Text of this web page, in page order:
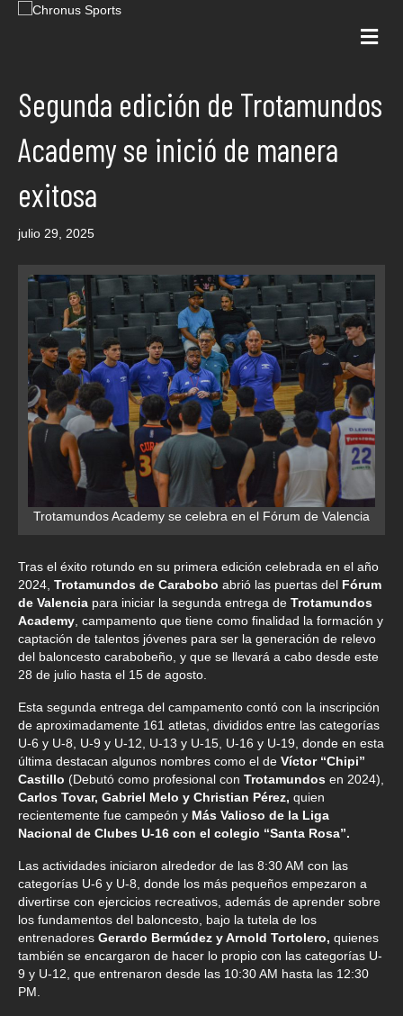
Segunda edición de Trotamundos
Academy se inició de manera
exitosa
julio 29, 2025
Trotamundos Academy se celebra en el Fórum de Valencia
Tras el éxito rotundo en su primera edición celebrada en el año
2024, Trotamundos de Carabobo abrió las puertas del Fórum
de Valencia para iniciar la segunda entrega de Trotamundos
Academy , campamento que tiene como finalidad la formación y
captación de talentos jóvenes para ser la generación de relevo
del baloncesto carabobeño, y que se llevará a cabo desde este
28 de julio hasta el 15 de agosto.
Esta segunda entrega del campamento contó con la inscripción
de aproximadamente 161 atletas, divididos entre las categorías
U-6 y U-8, U-9 y U-12, U-13 y U-15, U-16 y U-19, donde en esta
última destacan algunos nombres como el de Víctor “Chipi”
Castillo (Debutó como profesional con Trotamundos en 2024),
Carlos Tovar, Gabriel Melo y Christian Pérez, quien
recientemente fue campeón y Más Valioso de la Liga
Nacional de Clubes U-16 con el colegio “Santa Rosa”.
Las actividades iniciaron alrededor de las 8:30 AM con las
categorías U-6 y U-8, donde los más pequeños empezaron a
divertirse con ejercicios recreativos, además de aprender sobre
los fundamentos del baloncesto, bajo la tutela de los
entrenadores Gerardo Bermúdez y Arnold Tortolero, quienes
también se encargaron de hacer lo propio con las categorías U-
9 y U-12, que entrenaron desde las 10:30 AM hasta las 12:30
PM.